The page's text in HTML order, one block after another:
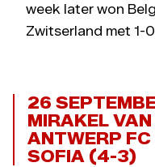
week later won
Zwitserland met 1-
26
MIRAKEL
ANTWERP
SOFIA (4-3)